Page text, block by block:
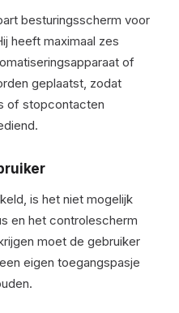
besturingsscherm voor
heeft maximaal zes
of
geplaatst, zodat
of stopcontacten
is het niet mogelijk
en het controlescherm
moet de gebruiker
eigen toegangspasje